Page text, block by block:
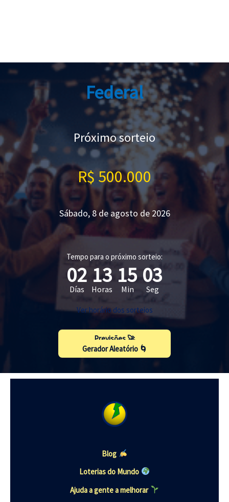
Federal
Próximo sorteio
R$ 500.000
Sábado, 8 de agosto de 2026
Tempo para o próximo sorteio:
02
Días
13
Horas
15
Min
02
Seg
Ver horário dos sorteios
Previsões 🚀
Gerador Aleatório 🌀
Blog
Loterias do Mundo
Ajuda a gente a melhorar